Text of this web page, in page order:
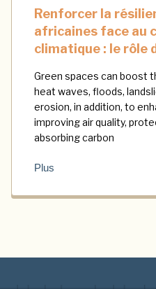
Renforcer la
africaines face au
climatique : le rôle
Green spaces can boost
heat waves, floods,
erosion, in addition, to
improving air quality,
absorbing carbon
Plus